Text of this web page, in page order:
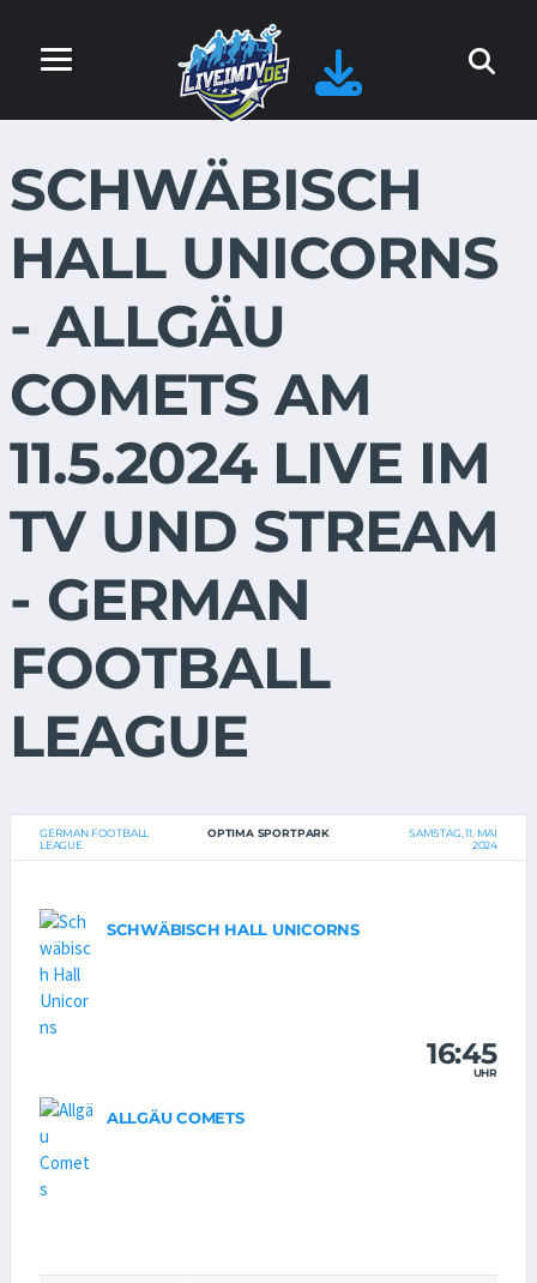
SCHWÄBISCH
HALL UNICORNS
- ALLGÄU
COMETS AM
11.5.2024 LIVE IM
TV UND STREAM
- GERMAN
FOOTBALL
LEAGUE
GERMAN FOOTBALL
LEAGUE
OPTIMA SPORTPARK
SAMSTAG, 11. MAI
2024
SCHWÄBISCH HALL UNICORNS
16:45
UHR
ALLGÄU COMETS